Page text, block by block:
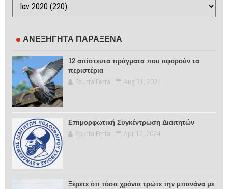
ΑΝΕΞΗΓΗΤΑ ΠΑΡΑΞΕΝΑ
12 απίστευτα πράγματα που αφορούν τα
περιστέρια
Sourta Ferta Aug 31, 2024
Επιμορφωτική Συγκέντρωση Διαιτητών
Sourta Ferta Apr 12, 2024
Ξέρετε ότι τόσα χρόνια τρώτε την μπανάνα με